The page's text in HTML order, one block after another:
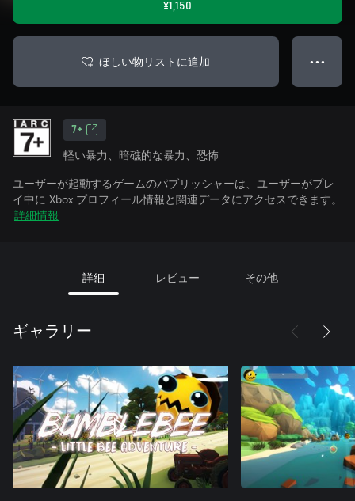
¥1,150
ほしい物リストに追加 ● ● ●
7+
軽い暴力、暗礁的な暴力、恐怖
ユーザーが起動するゲームのパブリッシャーは、ユーザーがプレ
イ中に Xbox プロフィール情報と関連データにアクセスできます。
詳細情報
詳細 レビュー その他
ギャラリー